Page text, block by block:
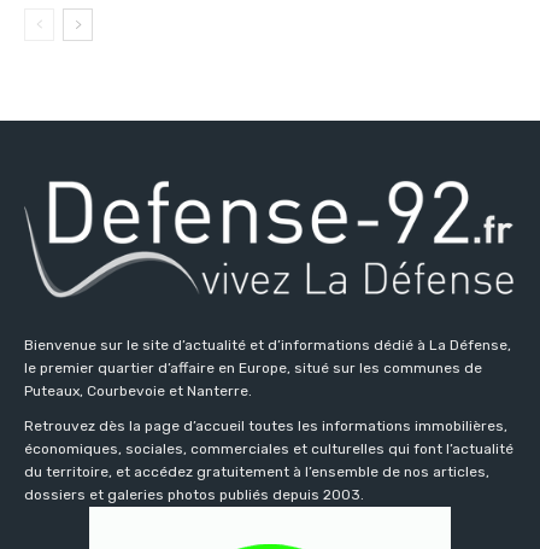
Bienvenue sur le site d’actualité et d’informations dédié à La Défense,
le premier quartier d’affaire en Europe, situé sur les communes de
Puteaux, Courbevoie et Nanterre.
Retrouvez dès la page d’accueil toutes les informations immobilières,
économiques, sociales, commerciales et culturelles qui font l’actualité
du territoire, et accédez gratuitement à l’ensemble de nos articles,
dossiers et galeries photos publiés depuis 2003.